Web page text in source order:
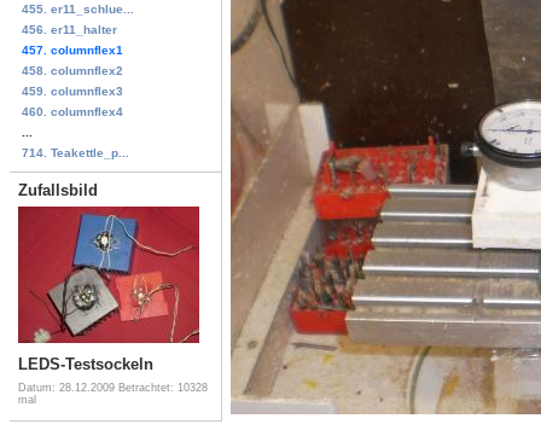
455. er11_schlue...
456. er11_halter
457. columnflex1
458. columnflex2
459. columnflex3
460. columnflex4
714. Teakettle_p...
Zufallsbild
LEDS-Testsockeln
Datum: 28.12.2009 Betrachtet: 10328
mal